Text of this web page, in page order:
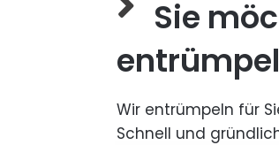
Sie
Wir entrümpeln für
Schnell und